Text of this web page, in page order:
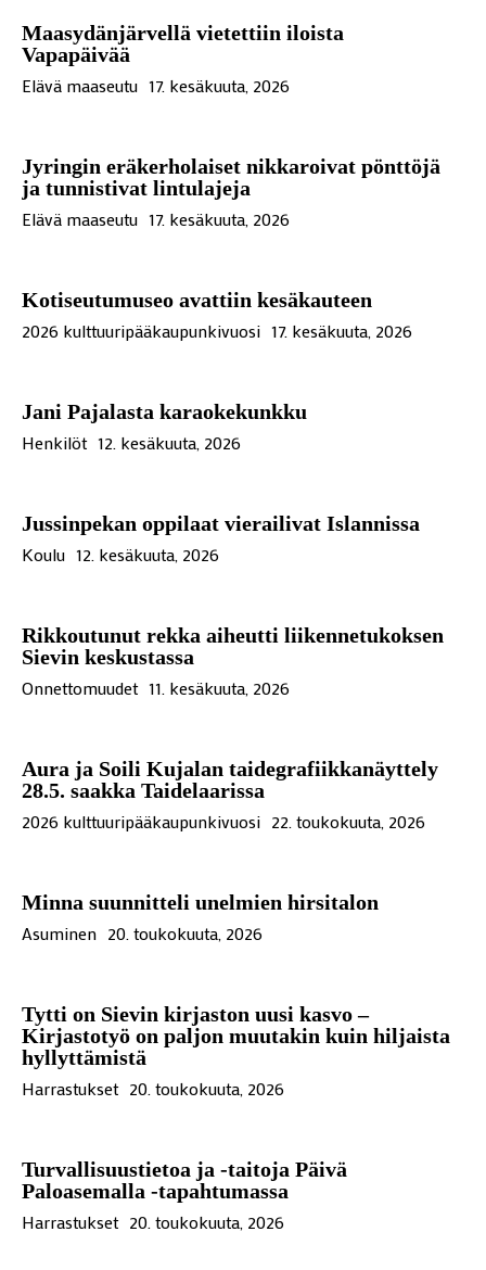
Maasydänjärvellä vietettiin iloista
Vapapäivää
Elävä maaseutu 17. kesäkuuta, 2026
Jyringin eräkerholaiset nikkaroivat pönttöjä
ja tunnistivat lintulajeja
Elävä maaseutu 17. kesäkuuta, 2026
Kotiseutumuseo avattiin kesäkauteen
2026 kulttuuripääkaupunkivuosi 17. kesäkuuta, 2026
Jani Pajalasta karaokekunkku
Henkilöt 12. kesäkuuta, 2026
Jussinpekan oppilaat vierailivat Islannissa
Koulu 12. kesäkuuta, 2026
Rikkoutunut rekka aiheutti liikennetukoksen
Sievin keskustassa
Onnettomuudet 11. kesäkuuta, 2026
Aura ja Soili Kujalan taidegrafiikkanäyttely
28.5. saakka Taidelaarissa
2026 kulttuuripääkaupunkivuosi 22. toukokuuta, 2026
Minna suunnitteli unelmien hirsitalon
Asuminen 20. toukokuuta, 2026
Tytti on Sievin kirjaston uusi kasvo –
Kirjastotyö on paljon muutakin kuin hiljaista
hyllyttämistä
Harrastukset 20. toukokuuta, 2026
Turvallisuustietoa ja -taitoja Päivä
Paloasemalla -tapahtumassa
Harrastukset 20. toukokuuta, 2026